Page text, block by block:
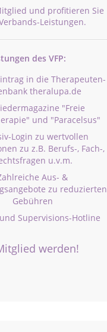
und profitieren Sie
Leistungen.
des VFP:
in die Therapeuten-
theralupa.de
"Freie
und "Paracelsus"
Login zu wertvollen
zu z.B. Berufs-, Fach-,
u.v.m.
Aus- &
zu reduzierten
Gebühren
Supervisions-Hotline
werden!